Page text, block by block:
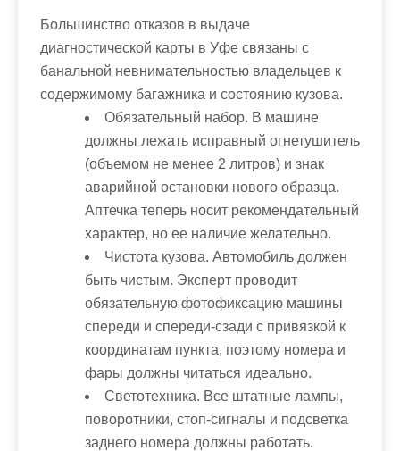
Большинство отказов в выдаче
диагностической карты в Уфе связаны с
банальной невнимательностью владельцев к
содержимому багажника и состоянию кузова.
Обязательный набор. В машине
должны лежать исправный огнетушитель
(объемом не менее 2 литров) и знак
аварийной остановки нового образца.
Аптечка теперь носит рекомендательный
характер, но ее наличие желательно.
Чистота кузова. Автомобиль должен
быть чистым. Эксперт проводит
обязательную фотофиксацию машины
спереди и спереди-сзади с привязкой к
координатам пункта, поэтому номера и
фары должны читаться идеально.
Светотехника. Все штатные лампы,
поворотники, стоп-сигналы и подсветка
заднего номера должны работать.